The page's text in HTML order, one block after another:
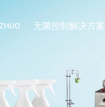
无菌控制解决方案